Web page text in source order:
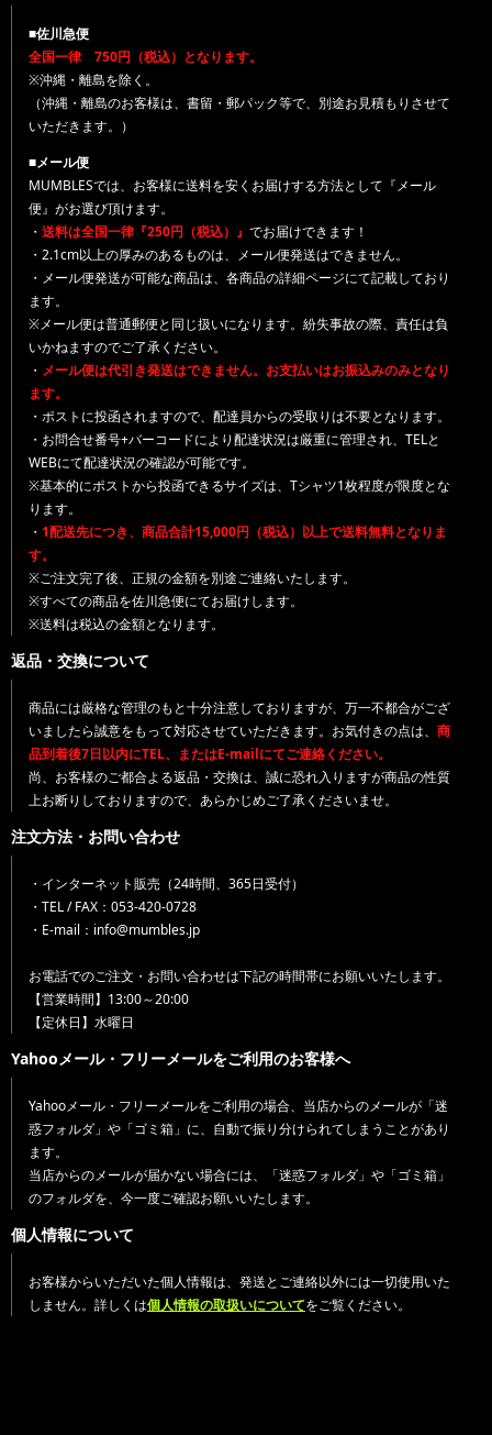
■佐川急便
全国一律 750円（税込）となります。
※沖縄・離島を除く。
（沖縄・離島のお客様は、書留・郵パック等で、別途お見積もりさせて
いただきます。）
■メール便
MUMBLESでは、お客様に送料を安くお届けする方法として『メール
便』がお選び頂けます。
・ 送料は全国一律『250円（税込）』 でお届けできます！
・2.1cm以上の厚みのあるものは、メール便発送はできません。
・メール便発送が可能な商品は、各商品の詳細ページにて記載しており
ます。
※メール便は普通郵便と同じ扱いになります。紛失事故の際、責任は負
いかねますのでご了承ください。
・ メール便は代引き発送はできません。お支払いはお振込みのみとなり
ます。
・ポストに投函されますので、配達員からの受取りは不要となります。
・お問合せ番号+バーコードにより配達状況は厳重に管理され、TELと
WEBにて配達状況の確認が可能です。
※基本的にポストから投函できるサイズは、Tシャツ1枚程度が限度とな
ります。
・ 1配送先につき、商品合計15,000円（税込）以上で送料無料となりま
す。
※ご注文完了後、正規の金額を別途ご連絡いたします。
※すべての商品を佐川急便にてお届けします。
※送料は税込の金額となります。
返品・交換について
商品には厳格な管理のもと十分注意しておりますが、万一不都合がござ
いましたら誠意をもって対応させていただきます。お気付きの点は、 商
品到着後7日以内にTEL、またはE-mailにてご連絡ください。
尚、お客様のご都合よる返品・交換は、誠に恐れ入りますが商品の性質
上お断りしておりますので、あらかじめご了承くださいませ。
注文方法・お問い合わせ
・インターネット販売（24時間、365日受付）
・TEL / FAX：053-420-0728
・E-mail：info@mumbles.jp
お電話でのご注文・お問い合わせは下記の時間帯にお願いいたします。
【営業時間】13:00～20:00
【定休日】水曜日
Yahooメール・フリーメールをご利用のお客様へ
Yahooメール・フリーメールをご利用の場合、当店からのメールが「迷
惑フォルダ」や「ゴミ箱」に、自動で振り分けられてしまうことがあり
ます。
当店からのメールが届かない場合には、「迷惑フォルダ」や「ゴミ箱」
のフォルダを、今一度ご確認お願いいたします。
個人情報について
お客様からいただいた個人情報は、発送とご連絡以外には一切使用いた
しません。詳しくは個人情報の取扱いについてをご覧ください。